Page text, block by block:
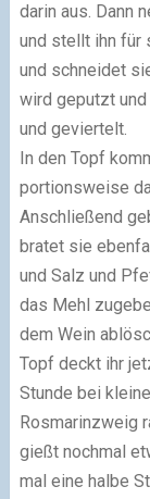
darin aus. Dann
und stellt ihn für
und schneidet
wird geputzt
und geviertelt.
In den Topf
portionsweise
Anschließend
bratet sie
und Salz und
das Mehl
dem Wein
Topf deckt ihr
Stunde bei
Rosmarinzweig
gießt nochmal
mal eine halbe